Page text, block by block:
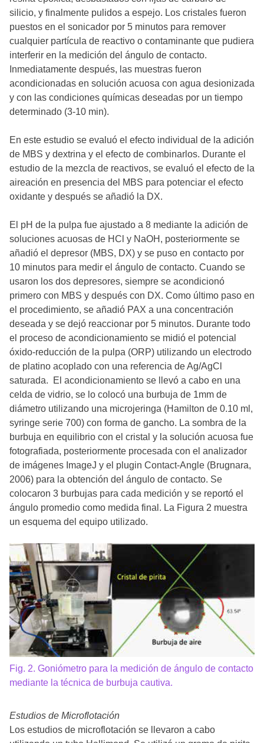
silicio, y finalmente pulidos a espejo. Los cristales fueron
puestos en el sonicador por 5 minutos para remover
cualquier partícula de reactivo o contaminante que pudiera
interferir en la medición del ángulo de contacto.
Inmediatamente después, las muestras fueron
acondicionadas en solución acuosa con agua desionizada
y con las condiciones químicas deseadas por un tiempo
determinado (3-10 min).
En este estudio se evaluó el efecto individual de la adición
de MBS y dextrina y el efecto de combinarlos. Durante el
estudio de la mezcla de reactivos, se evaluó el efecto de la
aireación en presencia del MBS para potenciar el efecto
oxidante y después se añadió la DX.
El pH de la pulpa fue ajustado a 8 mediante la adición de
soluciones acuosas de HCl y NaOH, posteriormente se
añadió el depresor (MBS, DX) y se puso en contacto por
10 minutos para medir el ángulo de contacto. Cuando se
usaron los dos depresores, siempre se acondicionó
primero con MBS y después con DX. Como último paso en
el procedimiento, se añadió PAX a una concentración
deseada y se dejó reaccionar por 5 minutos. Durante todo
el proceso de acondicionamiento se midió el potencial
óxido-reducción de la pulpa (ORP) utilizando un electrodo
de platino acoplado con una referencia de Ag/AgCl
saturada. El acondicionamiento se llevó a cabo en una
celda de vidrio, se lo colocó una burbuja de 1mm de
diámetro utilizando una microjeringa (Hamilton de 0.10 ml,
syringe serie 700) con forma de gancho. La sombra de la
burbuja en equilibrio con el cristal y la solución acuosa fue
fotografiada, posteriormente procesada con el analizador
de imágenes ImageJ y el plugin Contact-Angle (Brugnara,
2006) para la obtención del ángulo de contacto. Se
colocaron 3 burbujas para cada medición y se reportó el
ángulo promedio como medida final. La Figura 2 muestra
un esquema del equipo utilizado.
Fig. 2. Goniómetro para la medición de ángulo de contacto
mediante la técnica de burbuja cautiva.
Estudios de Microflotación
Los estudios de microflotación se llevaron a cabo